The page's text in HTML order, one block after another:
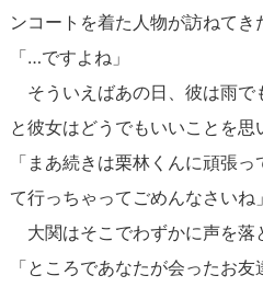
ンコートを着た人物が訪ねてき
「…ですよね」
そういえばあの日、彼は雨で
と彼女はどうでもいいことを思
「まあ続きは栗林くんに頑張
て行っちゃってごめんなさいね」
大関はそこでわずかに声を落
「ところであなたが会ったお